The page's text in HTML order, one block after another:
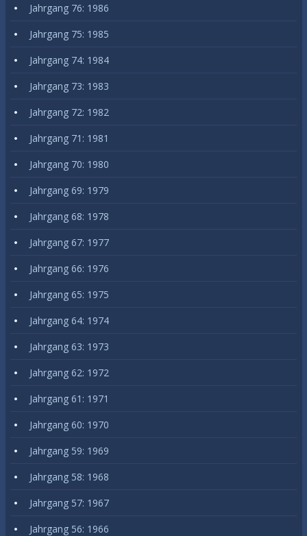
Jahrgang 76: 1986
Jahrgang 75: 1985
Jahrgang 74: 1984
Jahrgang 73: 1983
Jahrgang 72: 1982
Jahrgang 71: 1981
Jahrgang 70: 1980
Jahrgang 69: 1979
Jahrgang 68: 1978
Jahrgang 67: 1977
Jahrgang 66: 1976
Jahrgang 65: 1975
Jahrgang 64: 1974
Jahrgang 63: 1973
Jahrgang 62: 1972
Jahrgang 61: 1971
Jahrgang 60: 1970
Jahrgang 59: 1969
Jahrgang 58: 1968
Jahrgang 57: 1967
Jahrgang 56: 1966